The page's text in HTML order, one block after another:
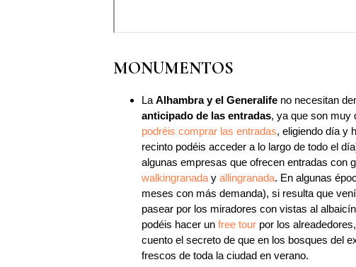
MONUMENTOS
La Alhambra y el Generalife no necesitan
anticipado de las entradas, ya que son muy
podréis comprar las entradas, eligiendo día y
recinto podéis acceder a lo largo de todo el
algunas empresas que ofrecen entradas con
walkingranada y allingranada. En algunas
meses con más demanda), si resulta que
pasear por los miradores con vistas al
podéis hacer un free tour por los
cuento el secreto de que en los bosques del
frescos de toda la ciudad en verano.